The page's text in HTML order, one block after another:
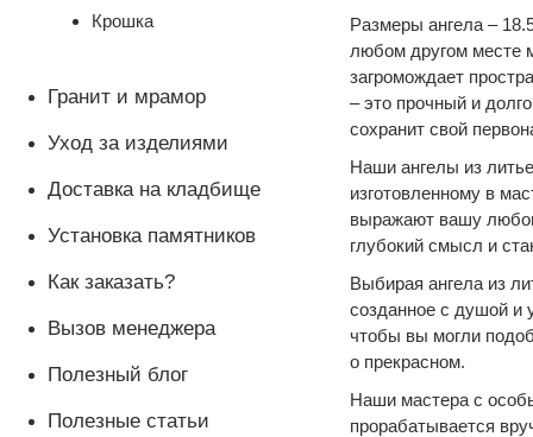
Крошка
Гранит и мрамор
Уход за изделиями
Доставка на кладбище
Установка памятников
Как заказать?
Вызов менеджера
Полезный блог
Полезные статьи
Размеры ангела –
любом другом месте
загромождает
– это прочный и
сохранит свой
Наши ангелы из
изготовленному в
выражают вашу
глубокий смысл и
Выбирая ангела из
созданное с душой и
чтобы вы могли
о прекрасном.
Наши мастера с
прорабатывается